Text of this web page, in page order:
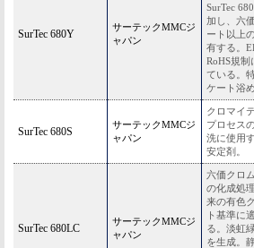
SurTec 680Y
サーテックMMCジ
ャパン
SurTec
加し、六
ート以上
有する。
RoHS規制
ている。
ケート浴め
SurTec 680S
サーテックMMCジ
ャパン
クロマイ
プロセス
洗に使用
安定剤。
SurTec 680LC
サーテックMMCジ
ャパン
六価クロ
の化成処
来の有色
ト基準に
る。淡虹
を生成。